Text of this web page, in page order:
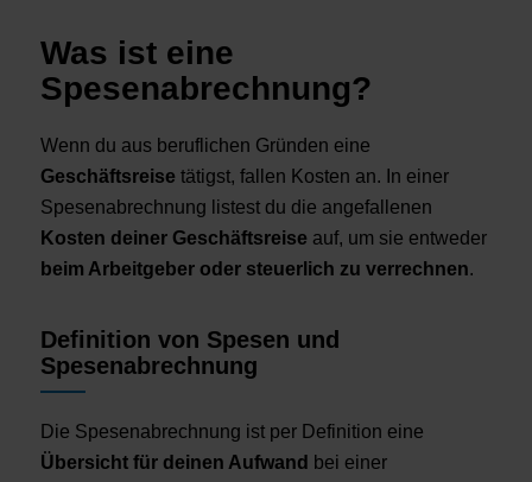
Was ist eine
Spesenabrechnung?
Wenn du aus beruflichen Gründen eine
Geschäftsreise tätigst, fallen Kosten an. In einer
Spesenabrechnung listest du die angefallenen
Kosten deiner Geschäftsreise auf, um sie entweder
beim Arbeitgeber oder steuerlich zu verrechnen.
Definition von Spesen und
Spesenabrechnung
Die Spesenabrechnung ist per Definition eine
Übersicht für deinen Aufwand bei einer